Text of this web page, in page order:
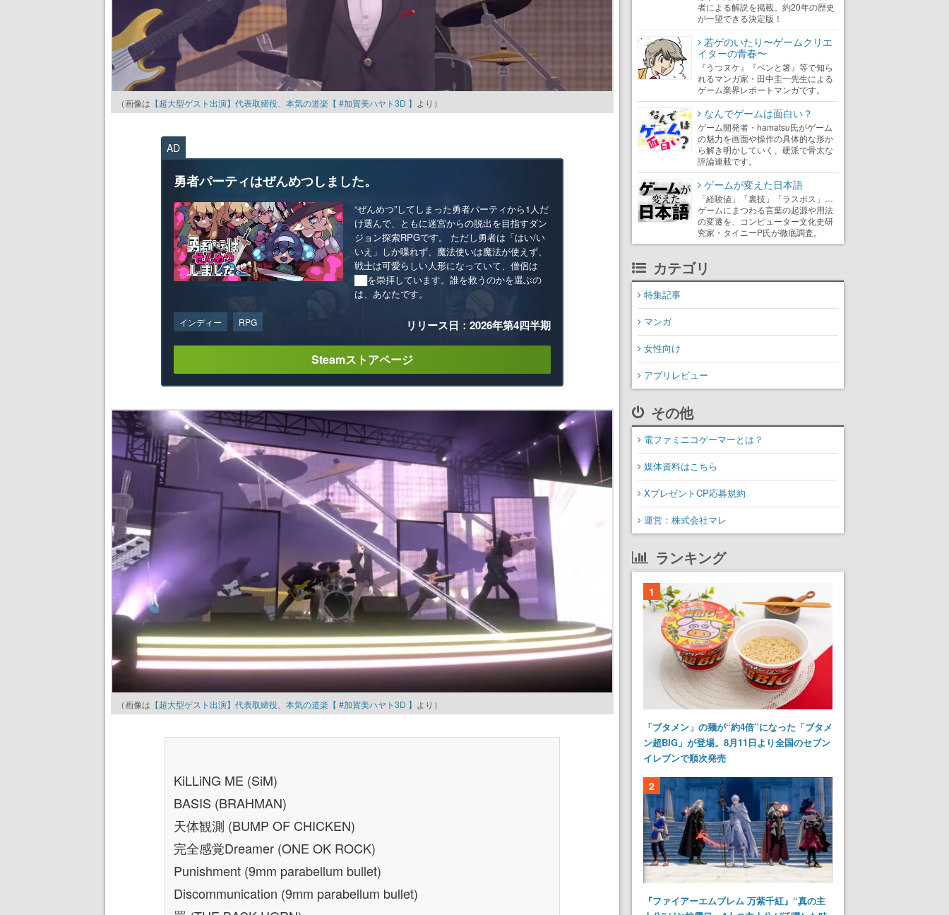
（画像は 【超大型ゲスト出演】代表取締役、本気の道楽【 #加賀美ハヤト3D 】 より）
AD
勇者パーティはぜんめつしました。
“ぜんめつ”してしまった勇者パーティから1人だ
け選んで、ともに迷宮からの脱出を目指すダン
ジョン探索RPGです。 ただし勇者は「はい/い
いえ」しか喋れず、魔法使いは魔法が使えず、
戦士は可愛らしい人形になっていて、僧侶は
██を崇拝しています。誰を救うのかを選ぶの
は、あなたです。
インディー RPG リリース日：2026年第4四半期
Steamストアページ
（画像は 【超大型ゲスト出演】代表取締役、本気の道楽【 #加賀美ハヤト3D 】 より）
KiLLiNG ME (SiM)
BASIS (BRAHMAN)
天体観測 (BUMP OF CHICKEN)
完全感覚Dreamer (ONE OK ROCK)
Punishment (9mm parabellum bullet)
Discommunication (9mm parabellum bullet)
者による解説を掲載。約20年の歴史
が一望できる決定版！
若ゲのいたり〜ゲームクリエ
イターの青春〜
『うつヌケ』『ペンと箸』等で知ら
れるマンガ家・田中圭一先生による
ゲーム業界レポートマンガです。
なんでゲームは面白い？
ゲーム開発者・hamatsu氏がゲーム
の魅力を画面や操作の具体的な形か
ら解き明かしていく、硬派で骨太な
評論連載です。
ゲームが変えた日本語
「経験値」「裏技」「ラスボス」…
ゲームにまつわる言葉の起源や用法
の変遷を、コンピューター文化史研
究家・タイニーP氏が徹底調査。
カテゴリ
特集記事
マンガ
女性向け
アプリレビュー
その他
電ファミニコゲーマーとは？
媒体資料はこちら
XプレゼントCP応募規約
運営：株式会社マレ
ランキング
1
「ブタメン」の麺が“約4倍”になった「ブタメ
ン超BIG」が登場。8月11日より全国のセブン
イレブンで順次発売
2
『ファイアーエムブレム 万紫千紅』“真の主